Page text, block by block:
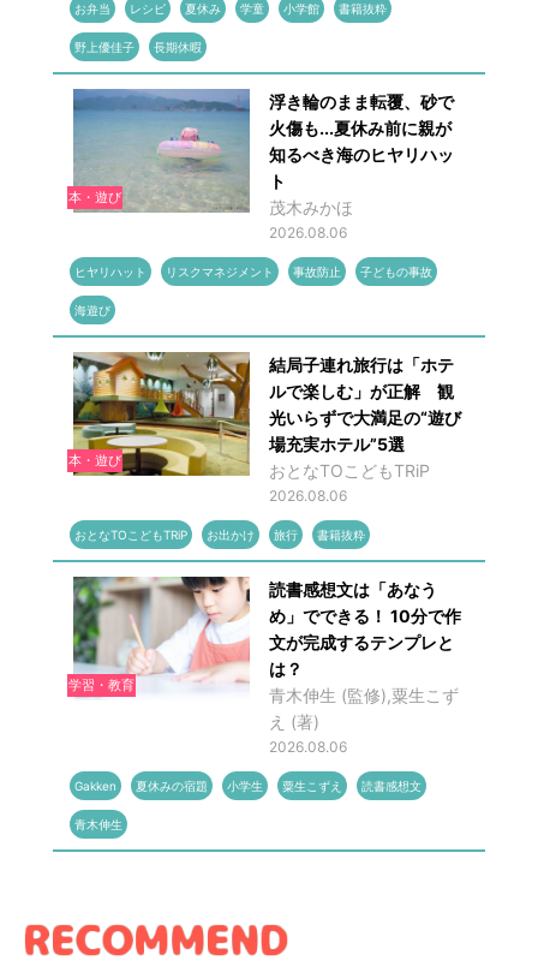
お弁当 レシピ 夏休み 学童 小学館 書籍抜粋
野上優佳子 長期休暇
本・遊び
浮き輪のまま転覆、砂で
火傷も...夏休み前に親が
知るべき海のヒヤリハッ
ト
茂木みかほ
2026.08.06
ヒヤリハット リスクマネジメント 事故防止 子どもの事故
海遊び
本・遊び
結局子連れ旅行は「ホテ
ルで楽しむ」が正解 観
光いらずで大満足の“遊び
場充実ホテル”5選
おとなTOこどもTRiP
2026.08.06
おとなTOこどもTRiP お出かけ 旅行 書籍抜粋
学習・教育
読書感想文は「あなう
め」でできる！ 10分で作
文が完成するテンプレと
は？
青木伸生 (監修),粟生こず
え (著)
2026.08.06
Gakken 夏休みの宿題 小学生 粟生こずえ 読書感想文
青木伸生